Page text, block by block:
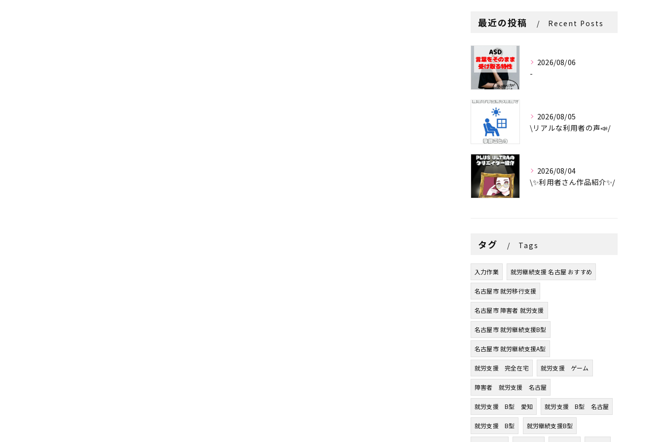
最近の投稿 Recent Posts
2026/08/06
-
2026/08/05
\リアルな利用者の声📣/
2026/08/04
\✨利用者さん作品紹介✨/
タグ Tags
入力作業 就労継続支援 名古屋 おすすめ
名古屋市 就労移行支援
名古屋市 障害者 就労支援
名古屋市 就労継続支援B型
名古屋市 就労継続支援A型
就労支援 完全在宅 就労支援 ゲーム
障害者 就労支援 名古屋
就労支援 B型 愛知 就労支援 B型 名古屋
就労支援 B型 就労継続支援B型